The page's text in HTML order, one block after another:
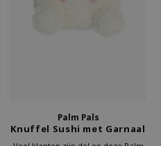
Palm Pals
Knuffel Sushi met Garnaal
Aurora 13 cm